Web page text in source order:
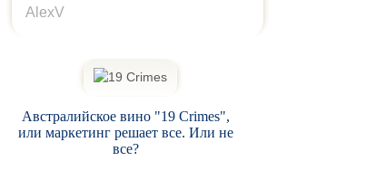
AlexV
Австралийское вино "19 Crimes",
или маркетинг решает все. Или не
все?